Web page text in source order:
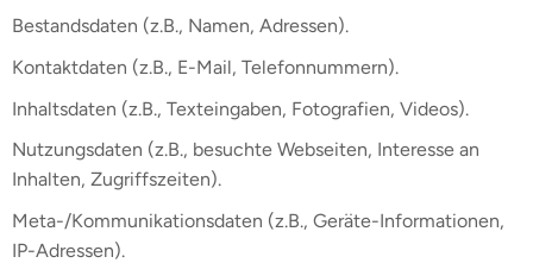
Bestandsdaten (z.B., Namen, Adressen).
Kontaktdaten (z.B., E-Mail, Telefonnummern).
Inhaltsdaten (z.B., Texteingaben, Fotografien, Videos).
Nutzungsdaten (z.B., besuchte Webseiten, Interesse an
Inhalten, Zugriffszeiten).
Meta-/Kommunikationsdaten (z.B., Geräte-Informationen,
IP-Adressen).